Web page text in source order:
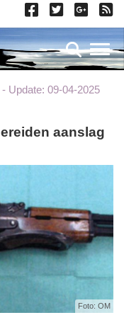
Update: 09-04-2025
Foto: OM